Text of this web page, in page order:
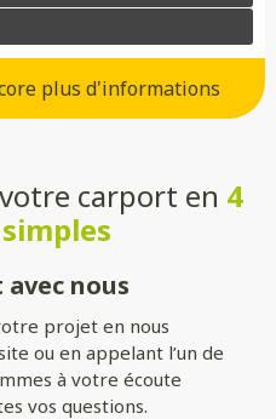
plus d'informations
ou bois
moderne et qui ne nécessite
type de
ou un camping-car, nous
pour chaque besoin. Les
protection optimale avec
que les versions surélevées
protéger les camping-cars.
carport en 4
nous
projet en nous
ou en appelant l’un de
à votre écoute
vos questions.